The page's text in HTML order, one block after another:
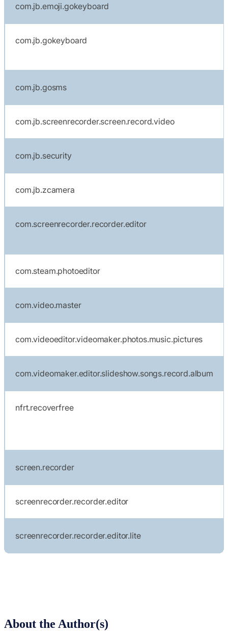
com.jb.emoji.gokeyboard
com.jb.gokeyboard
com.jb.gosms
com.jb.screenrecorder.screen.record.video
com.jb.security
com.jb.zcamera
com.screenrecorder.recorder.editor
com.steam.photoeditor
com.video.master
com.videoeditor.videomaker.photos.music.pictures
com.videomaker.editor.slideshow.songs.record.album
nfrt.recoverfree
screen.recorder
screenrecorder.recorder.editor
screenrecorder.recorder.editor.lite
About the Author(s)